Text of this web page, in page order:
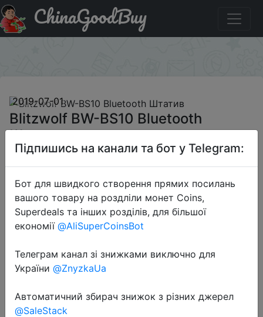
Промокод на знижку BGBS10 Blitzwolf BW-BS10
Bluetooth Штатив
ChinaGoodBuy
2019-07-01
Blitzwolf BW-BS10 Bluetooth
Штатив
$15.99
Промокод:
Підпишись на канали та бот у Telegram:
Бот для швидкого створення прямих посилань
вашого товару на роздліли монет Coins,
Superdeals та інших розділів, для більшої
економії @AliSuperCoinsBot
Телеграм канал зі знижками виключно для
України @ZnyzkaUa
Автоматичний збирач знижок з різних джерел
@SaleStack